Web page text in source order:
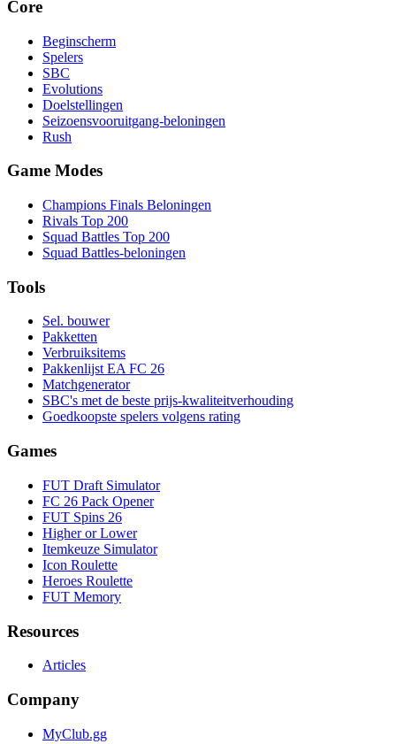
Core
Beginscherm
Spelers
SBC
Evolutions
Doelstellingen
Seizoensvooruitgang-beloningen
Rush
Game Modes
Champions Finals Beloningen
Rivals Top 200
Squad Battles Top 200
Squad Battles-beloningen
Tools
Sel. bouwer
Pakketten
Verbruiksitems
Pakkenlijst EA FC 26
Matchgenerator
SBC's met de beste prijs-kwaliteitverhouding
Goedkoopste spelers volgens rating
Games
FUT Draft Simulator
FC 26 Pack Opener
FUT Spins 26
Higher or Lower
Itemkeuze Simulator
Icon Roulette
Heroes Roulette
FUT Memory
Resources
Articles
Company
MyClub.gg